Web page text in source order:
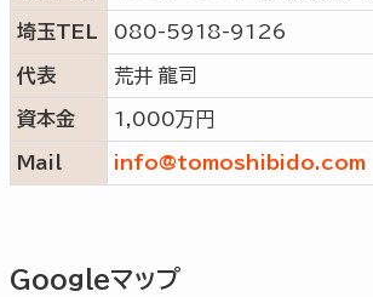
埼玉TEL 080-5918-9126
代表 荒井 龍司
資本金 1,000万円
Mail info@tomoshibido.com
Googleマップ